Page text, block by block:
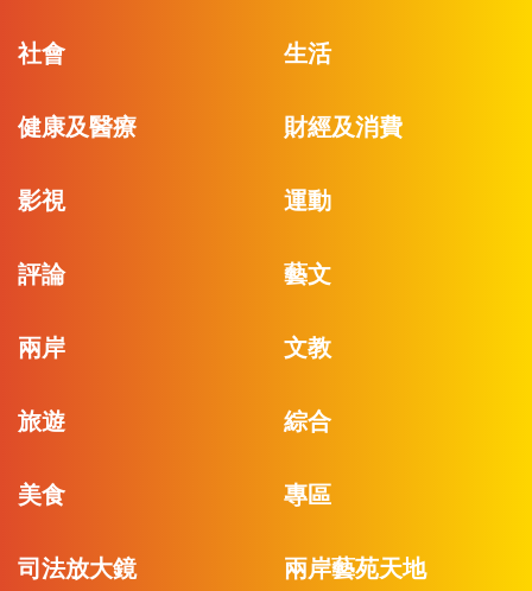
社會 生活
健康及醫療 財經及消費
影視 運動
評論 藝文
兩岸 文教
旅遊 綜合
美食 專區
司法放大鏡 兩岸藝苑天地